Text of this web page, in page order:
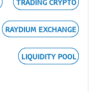
TRADING CRYPTO
RAYDIUM EXCHANGE
LIQUIDITY POOL